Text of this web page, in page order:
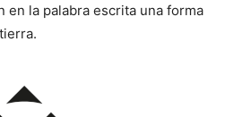
en la palabra escrita una forma